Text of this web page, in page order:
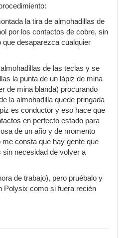
la tira de almohadillas de
por los contactos de cobre, sin
que desaparezca cualquier
de las teclas y se
la punta de un lápiz de mina
de mina blanda) procurando
la almohadilla quede pringada
es conductor y eso hace que
en perfecto estado para
de un año y de momento
consta que hay gente que
sin necesidad de volver a
de trabajo), pero pruébalo y
Polysix como si fuera recién